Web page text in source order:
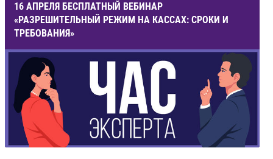
16 АПРЕЛЯ БЕСПЛАТНЫЙ ВЕБИНАР
«РАЗРЕШИТЕЛЬНЫЙ РЕЖИМ НА КАССАХ: СРОКИ И
ТРЕБОВАНИЯ»